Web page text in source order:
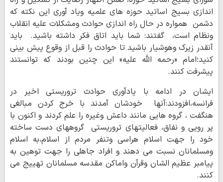
اندازی بسیج اساتید حوزه های علمیه ویاد آوری این نکته که
دشمن همواره در حال راه اندازی حوادث ومشکلات علیه انقلاب
ونظام است، گفتند: شما باید اتاق فکر داشته باشید. باید
آنقدر زیرک وهوشیار باشید تا حوادث را قبل از وقوع پیش بینی
کنید؛امام «رحمه الله علیه» این چنین بودند که توانستند
پیشرفت کنند.
ایشان در ادامه با یادآوری حوادث تروریستی اخیر در
فرانسه،افزودند:آنها خودشان آمدند با خرج کردن مبالغی
هنگفت ، گروه هایی مانند داعش وغیره را علم کردند و اکنون با
پر رویی و نفاق، فعالیتهای تروریستی گروههای دست ساخته
خود را جهت اسلام هراسی وتنفر مردم از اسلام،به اسلام
ومسلمانان نسبت می دهند و افراد جاهلی را جهت توهین به
پیامبر عظیم الشان وقرآن واماکن مقدسه مسلمانان تهییج می
کنند.